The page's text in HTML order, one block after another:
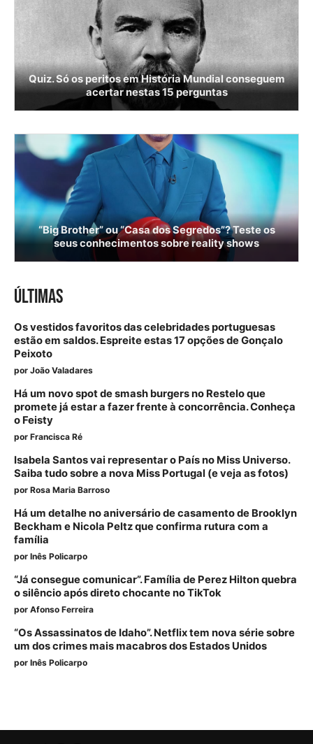
Quiz. Só os peritos em História Mundial conseguem
acertar nestas 15 perguntas
“Big Brother” ou “Casa dos Segredos”? Teste os
seus conhecimentos sobre reality shows
ÚLTIMAS
Os vestidos favoritos das celebridades portuguesas
estão em saldos. Espreite estas 17 opções de Gonçalo
Peixoto
por João Valadares
Há um novo spot de smash burgers no Restelo que
promete já estar a fazer frente à concorrência. Conheça
o Feisty
por Francisca Ré
Isabela Santos vai representar o País no Miss Universo.
Saiba tudo sobre a nova Miss Portugal (e veja as fotos)
por Rosa Maria Barroso
Há um detalhe no aniversário de casamento de Brooklyn
Beckham e Nicola Peltz que confirma rutura com a
família
por Inês Policarpo
“Já consegue comunicar”. Família de Perez Hilton quebra
o silêncio após direto chocante no TikTok
por Afonso Ferreira
“Os Assassinatos de Idaho”. Netflix tem nova série sobre
um dos crimes mais macabros dos Estados Unidos
por Inês Policarpo